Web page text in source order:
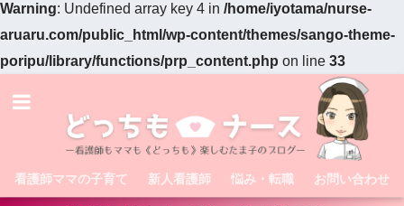
Warning: Undefined array key 4 in /home/iyotama/nurse-
aruaru.com/public_html/wp-content/themes/sango-theme-
poripu/library/functions/prp_content.php on line 33
看護師ママの子育て 新人看護師 悩み・転職 お問い合わせ